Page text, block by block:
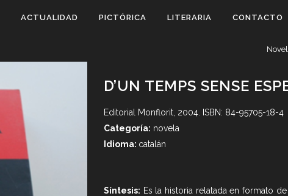
ACTUALIDAD PICTÓRICA LITERARIA CONTACTO
D’UN TEMPS SENSE
Editorial Monflorit, 2004. ISBN: 84-95705-18-4
Categoría: novela
Idioma: catalán
Síntesis: Es la historia relatada en formato